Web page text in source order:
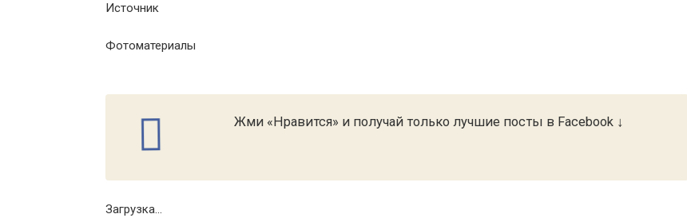
Источник
Фотоматериалы
Жми «Нравится» и получай только лучшие посты в Facebook ↓
Загрузка...